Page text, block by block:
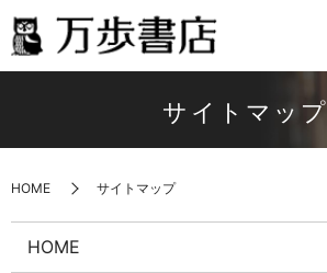
サイトマップ
HOME サイトマップ
HOME